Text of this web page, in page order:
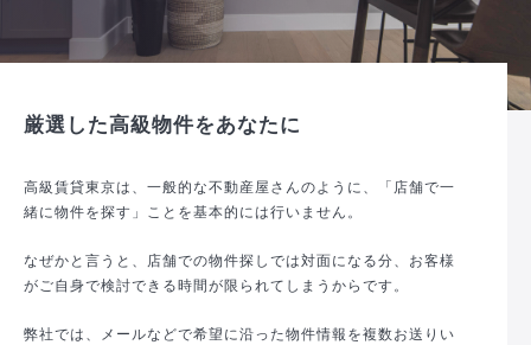
厳選した高級物件をあなたに
高級賃貸東京は、一般的な不動産屋さんのように、「店舗で一
緒に物件を探す」ことを基本的には行いません。
なぜかと言うと、店舗での物件探しでは対面になる分、お客様
がご自身で検討できる時間が限られてしまうからです。
弊社では、メールなどで希望に沿った物件情報を複数お送りい